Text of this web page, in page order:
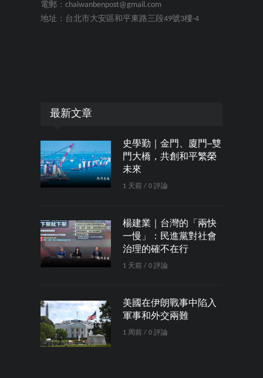
電郵：chaiwanbenpost@gmail.com
地址：台北市大安區和平東路三段49號3樓-4
最新文章
史學勤｜金門、廈門─雙
門大橋，共創和平繁榮
未來
1 天前 / 0 評論
楊建業｜台灣的「兩快
一慢」：民進黨對社會
治理的確不在行
1 天前 / 0 評論
美國在伊朗戰事中陷入
軍事和外交兩難
1 周前 / 0 評論